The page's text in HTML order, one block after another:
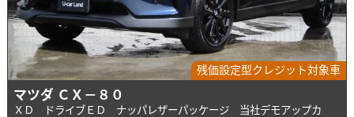
残価設定型クレジット対象車
マツダ ＣＸ－８０
ＸＤ ドライブＥＤ ナッパレザーパッケージ 当社デモアップカ